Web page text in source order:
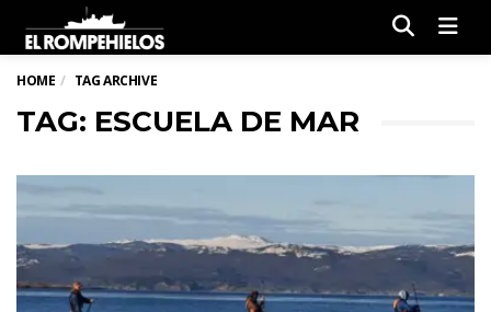
HOME TAG ARCHIVE
TAG: ESCUELA DE MAR